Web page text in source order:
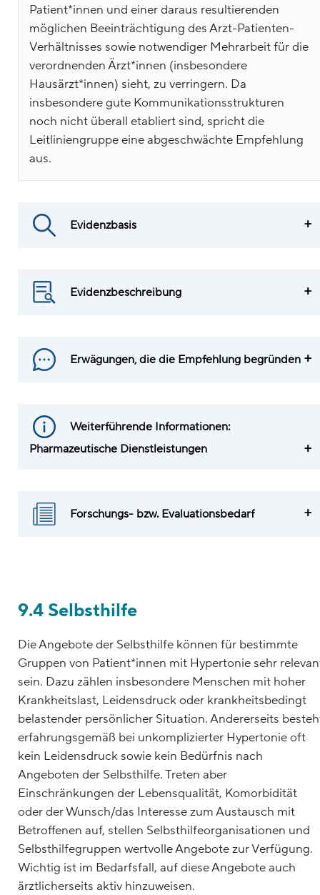
Patient*innen und einer daraus resultierenden
möglichen Beeinträchtigung des Arzt-Patienten-
Verhältnisses sowie notwendiger Mehrarbeit für die
verordnenden Ärzt*innen (insbesondere
Hausärzt*innen) sieht, zu verringern. Da
insbesondere gute Kommunikationsstrukturen
noch nicht überall etabliert sind, spricht die
Leitliniengruppe eine abgeschwächte Empfehlung
aus.
Evidenzbasis
Evidenzbeschreibung
Erwägungen, die die Empfehlung begründen
Weiterführende Informationen:
Pharmazeutische Dienstleistungen
Forschungs- bzw. Evaluationsbedarf
9.4 Selbsthilfe
Die Angebote der Selbsthilfe können für bestimmte
Gruppen von Patient*innen mit Hypertonie sehr
sein. Dazu zählen insbesondere Menschen mit hoher
Krankheitslast, Leidensdruck oder krankheitsbedingt
belastender persönlicher Situation. Andererseits
erfahrungsgemäß bei unkomplizierter Hypertonie oft
kein Leidensdruck sowie kein Bedürfnis nach
Angeboten der Selbsthilfe. Treten aber
Einschränkungen der Lebensqualität, Komorbidität
oder der Wunsch/das Interesse zum Austausch mit
Betroffenen auf, stellen Selbsthilfeorganisationen und
Selbsthilfegruppen wertvolle Angebote zur Verfügung.
Wichtig ist im Bedarfsfall, auf diese Angebote auch
ärztlicherseits aktiv hinzuweisen.